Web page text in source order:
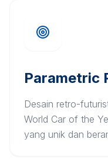
Parametric
Desain retro-
World Car of the
yang unik dan